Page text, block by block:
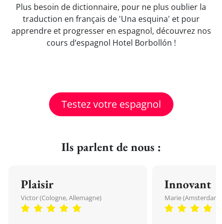
Plus besoin de dictionnaire, pour ne plus oublier la
traduction en français de 'Una esquina' et pour
apprendre et progresser en espagnol, découvrez nos
cours d’espagnol Hotel Borbollón !
Testez votre espagnol
Ils parlent de nous :
Plaisir
Victor (Cologne, Allemagne)
Innovant
Marie (Amsterdam,